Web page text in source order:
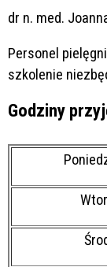
dr n. med.
Personel
szkolenie
Godziny